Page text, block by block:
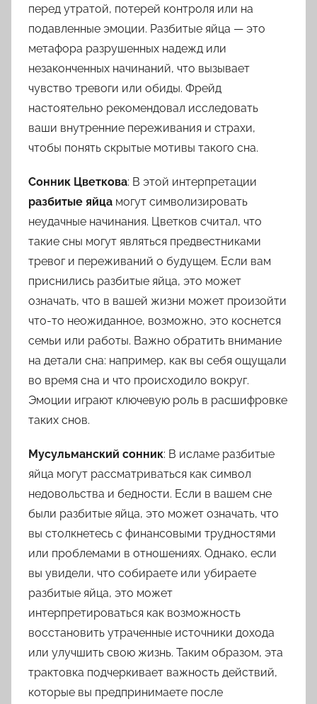
перед утратой, потерей контроля или на
подавленные эмоции. Разбитые яйца — это
метафора разрушенных надежд или
незаконченных начинаний, что вызывает
чувство тревоги или обиды. Фрейд
настоятельно рекомендовал исследовать
ваши внутренние переживания и страхи,
чтобы понять скрытые мотивы такого сна.
Сонник Цветкова: В этой интерпретации
разбитые яйца могут символизировать
неудачные начинания. Цветков считал, что
такие сны могут являться предвестниками
тревог и переживаний о будущем. Если вам
приснились разбитые яйца, это может
означать, что в вашей жизни может произойти
что-то неожиданное, возможно, это коснется
семьи или работы. Важно обратить внимание
на детали сна: например, как вы себя ощущали
во время сна и что происходило вокруг.
Эмоции играют ключевую роль в расшифровке
таких снов.
Мусульманский сонник: В исламе разбитые
яйца могут рассматриваться как символ
недовольства и бедности. Если в вашем сне
были разбитые яйца, это может означать, что
вы столкнетесь с финансовыми трудностями
или проблемами в отношениях. Однако, если
вы увидели, что собираете или убираете
разбитые яйца, это может
интерпретироваться как возможность
восстановить утраченные источники дохода
или улучшить свою жизнь. Таким образом, эта
трактовка подчеркивает важность действий,
которые вы предпринимаете после